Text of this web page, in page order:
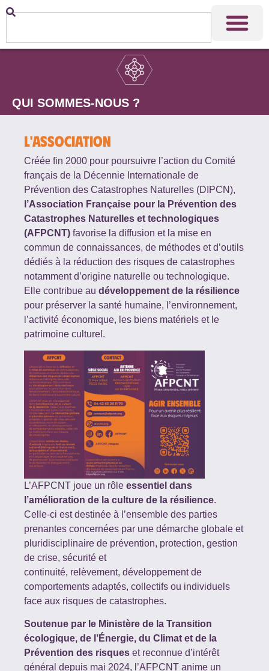
QUI SOMMES-NOUS ?
L'ASSOCIATION
Créée fin 2000 pour poursuivre l’action du Comité
français de la Décennie Internationale de
Prévention des Catastrophes Naturelles (DIPCN),
l’Association Française pour la Prévention des
Catastrophes Naturelles et technologiques
(AFPCNT) favorise la diffusion et la mise en
commun de connaissances, de méthodes et d’outils
dédiés à la réduction des risques de catastrophes
notammentd’origine naturelle ou technologique.
Elle contribue au développement de la résilience
pour préserver la santé humaine, l’environnement,
l’activité économique, les biens matériels et le
patrimoine culturel.
L’AFPCNT joue un rôle essentiel dans
l’amélioration de la culture de la résilience.
Celle-ci est destinée à l’ensemble des parties
prenantes concernées par une démarche globale et
pluridisciplinaire de prévention, protection, gestion
de crise, sécurité et
continuité, relèvement, développement de
comportements adaptés, collectifs ou individuels
face aux risques de catastrophes.
Soutenue par le Ministère de la Transition
écologique, de l’Énergie, du Climat et de la
Prévention des risques et reconnue d’intérêt
général depuis mai 2024, l’AFPCNT anime un